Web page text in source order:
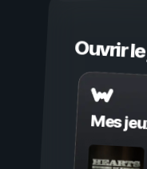
Ouvrir
Mes